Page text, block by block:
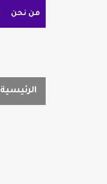
من نحن
الرئيسية